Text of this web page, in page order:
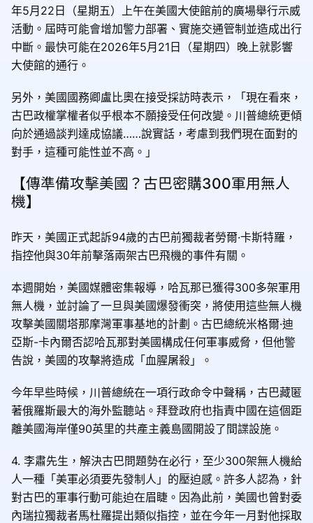
年5月22日（星期五）上午在美國大使館前的廣場舉行示威
活動。屆時可能會增加警力部署、實施交通管制並造成出行
中斷。最快可能在2026年5月21日（星期四）晚上就影響
大使館的通行。
另外，美國國務卿盧比奧在接受採訪時表示，「現在看來，
古巴政權掌權者似乎根本不願接受任何改變。川普總統更傾
向於通過談判達成協議……說實話，考慮到我們現在面對的
對手，這種可能性並不高。」
【傳準備攻擊美國？古巴密購300軍用無人
機】
昨天，美國正式起訴94歲的古巴前獨裁者勞爾·卡斯特羅，
指控他與30年前擊落兩架古巴飛機的事件有關。
本週開始，美國媒體密集報導，哈瓦那已獲得300多架軍用
無人機，並討論了一旦與美國爆發衝突，將使用這些無人機
攻擊美國關塔那摩灣軍事基地的計劃。古巴總統米格爾·迪
亞斯-卡內爾否認哈瓦那對美國構成任何軍事威脅，但他警
告說，美國的攻擊將造成「血腥屠殺」。
今年早些時候，川普總統在一項行政命令中聲稱，古巴藏匿
著俄羅斯最大的海外監聽站。拜登政府也指責中國在這個距
離美國海岸僅90英里的共產主義島國開設了間諜設施。
4. 李肅先生，解決古巴問題勢在必行，至少300架無人機給
人一種「美軍必須要先發制人」的壓迫感。許多人認為，針
對古巴的軍事行動可能迫在眉睫。因為此前，美國也曾對委
內瑞拉獨裁者馬杜羅提出類似指控，並在今年一月對他採取